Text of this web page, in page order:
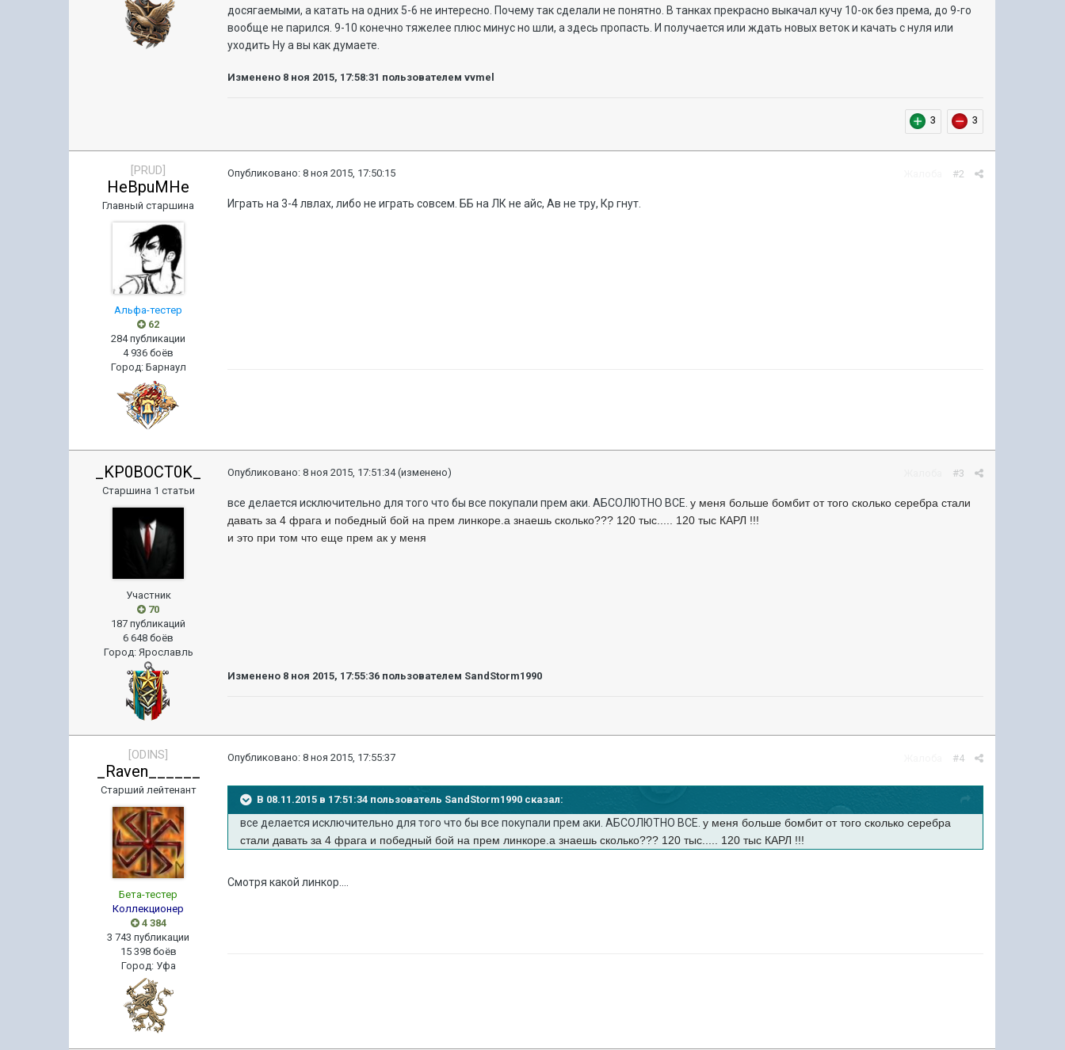
досягаемыми, а катать на одних 5-6 не интересно. Почему так сделали не понятно. В танках прекрасно выкачал кучу 10-ок без према, до 9-го
вообще не парился. 9-10 конечно тяжелее плюс минус но шли, а здесь пропасть. И получается или ждать новых веток и качать с нуля или
уходить Ну а вы как думаете.
Изменено 8 ноя 2015, 17:58:31 пользователем vvmel
3 3
[PRUD]
HeBpuMHe
Главный старшина
Альфа-тестер
62
284 публикации
4 936 боёв
Город: Барнаул
#2
Опубликовано:8 ноя 2015, 17:50:15
Играть на 3-4 лвлах, либо не играть совсем. ББ на ЛК не айс, Ав не тру, Кр гнут.
_KP0BOCT0K_
Старшина 1 статьи
Участник
70
187 публикаций
6 648 боёв
Город: Ярославль
#3
Опубликовано:8 ноя 2015, 17:51:34 (изменено)
все делается исключительно для того что бы все покупали прем аки. АБСОЛЮТНО ВСЕ.у меня больше бомбит от того сколько серебра стали
давать за 4 фрага и победный бой на прем линкоре.а знаешь сколько??? 120 тыс..... 120 тыс КАРЛ !!!
и это при том что еще прем ак у меня
Изменено 8 ноя 2015, 17:55:36 пользователем SandStorm1990
[ODINS]
_Raven______
Старший лейтенант
Бета-тестер
Коллекционер
4 384
3 743 публикации
15 398 боёв
Город: Уфа
#4
Опубликовано:8 ноя 2015, 17:55:37
В 08.11.2015 в 17:51:34 пользователь SandStorm1990 сказал:
все делается исключительно для того что бы все покупали прем аки. АБСОЛЮТНО ВСЕ.у меня больше бомбит от того сколько серебра
стали давать за 4 фрага и победный бой на прем линкоре.а знаешь сколько??? 120 тыс..... 120 тыс КАРЛ !!!
Смотря какой линкор....